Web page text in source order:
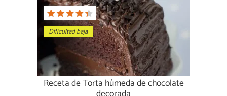
Dificultad baja
Receta de Torta húmeda de chocolate